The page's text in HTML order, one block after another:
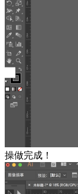
操做完成！